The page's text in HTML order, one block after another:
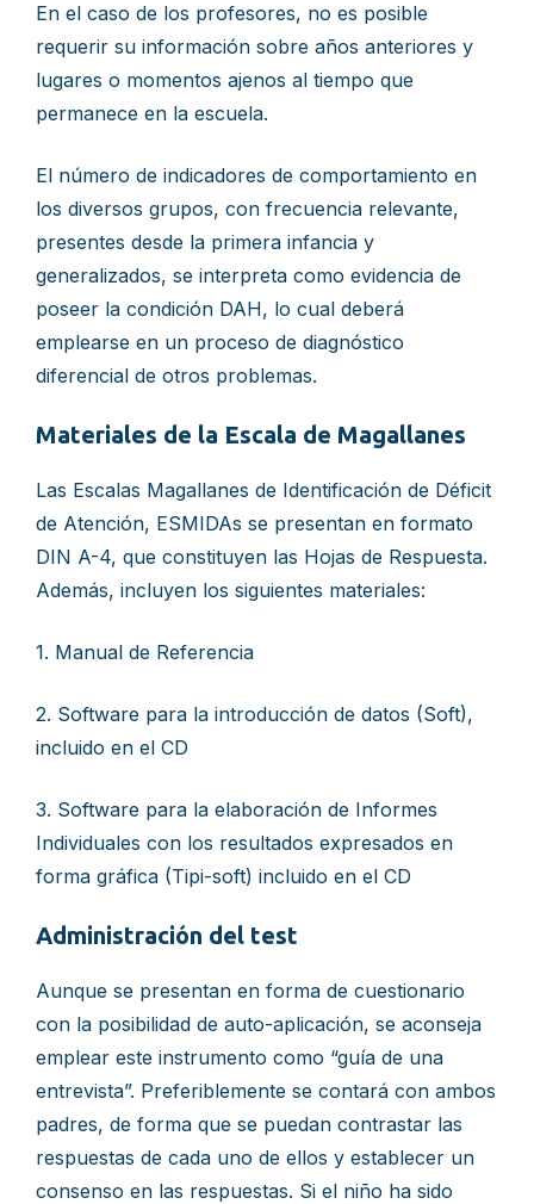
En el caso de los profesores, no es posible
requerir su información sobre años anteriores y
lugares o momentos ajenos al tiempo que
permanece en la escuela.
El número de indicadores de comportamiento en
los diversos grupos, con frecuencia relevante,
presentes desde la primera infancia y
generalizados, se interpreta como evidencia de
poseer la condición DAH, lo cual deberá
emplearse en un proceso de diagnóstico
diferencial de otros problemas.
Materiales de la Escala de Magallanes
Las Escalas Magallanes de Identificación de Déficit
de Atención, ESMIDAs se presentan en formato
DIN A-4, que constituyen las Hojas de Respuesta.
Además, incluyen los siguientes materiales:
1. Manual de Referencia
2. Software para la introducción de datos (Soft),
incluido en el CD
3. Software para la elaboración de Informes
Individuales con los resultados expresados en
forma gráfica (Tipi-soft) incluido en el CD
Administración del test
Aunque se presentan en forma de cuestionario
con la posibilidad de auto-aplicación, se aconseja
emplear este instrumento como “guía de una
entrevista”. Preferiblemente se contará con ambos
padres, de forma que se puedan contrastar las
respuestas de cada uno de ellos y establecer un
consenso en las respuestas. Si el niño ha sido